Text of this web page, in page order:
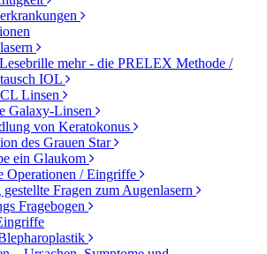
mehr - die PRELEX Methode /
IOL
Linsen
Galaxy-Linsen
von Keratokonus
des Grauen Star
ein Glaukom
Operationen / Eingriffe
Fragen zum Augenlasern
Fragebogen